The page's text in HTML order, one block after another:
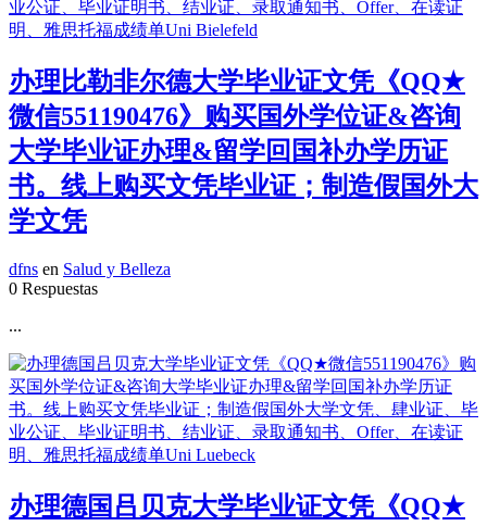
办理比勒非尔德大学毕业证文凭《QQ★
微信551190476》购买国外学位证&咨询
大学毕业证办理&留学回国补办学历证
书。线上购买文凭毕业证；制造假国外大
学文凭
dfns en Salud y Belleza
0 Respuestas
...
办理德国吕贝克大学毕业证文凭《QQ★